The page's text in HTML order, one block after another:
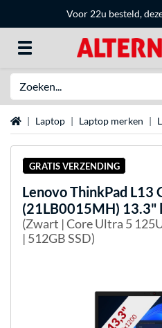
Voor 22u besteld,
Home Laptop Laptop merken
GRATIS VERZENDING
LenovoThinkPad L13
(21LB0015MH) 13.3"
(Zwart | Core Ultra 5
| 512GB SSD)